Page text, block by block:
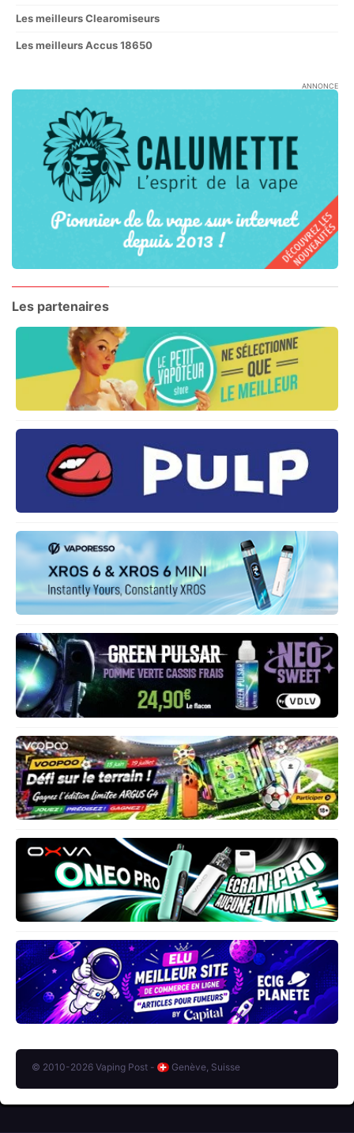
Les meilleurs Clearomiseurs
Les meilleurs Accus 18650
ANNONCE
Les partenaires
© 2010-2026 Vaping Post - Genève, Suisse